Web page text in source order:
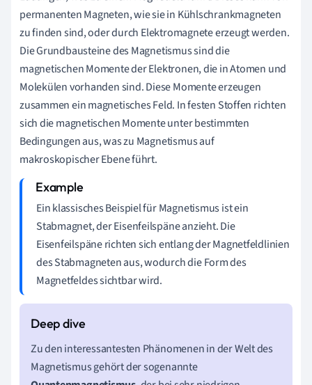
permanenten Magneten, wie sie in Kühlschrankmagneten
zu finden sind, oder durch Elektromagnete erzeugt werden.
Die Grundbausteine des Magnetismus sind die
magnetischen Momente der Elektronen, die in Atomen und
Molekülen vorhanden sind. Diese Momente erzeugen
zusammen ein magnetisches Feld. In festen Stoffen richten
sich die magnetischen Momente unter bestimmten
Bedingungen aus, was zu Magnetismus auf
makroskopischer Ebene führt.
Ein klassisches Beispiel für Magnetismus ist ein
Stabmagnet, der Eisenfeilspäne anzieht. Die
Eisenfeilspäne richten sich entlang der Magnetfeldlinien
des Stabmagneten aus, wodurch die Form des
Magnetfeldes sichtbar wird.
Zu den interessantesten Phänomenen in der Welt des
Magnetismus gehört der sogenannte